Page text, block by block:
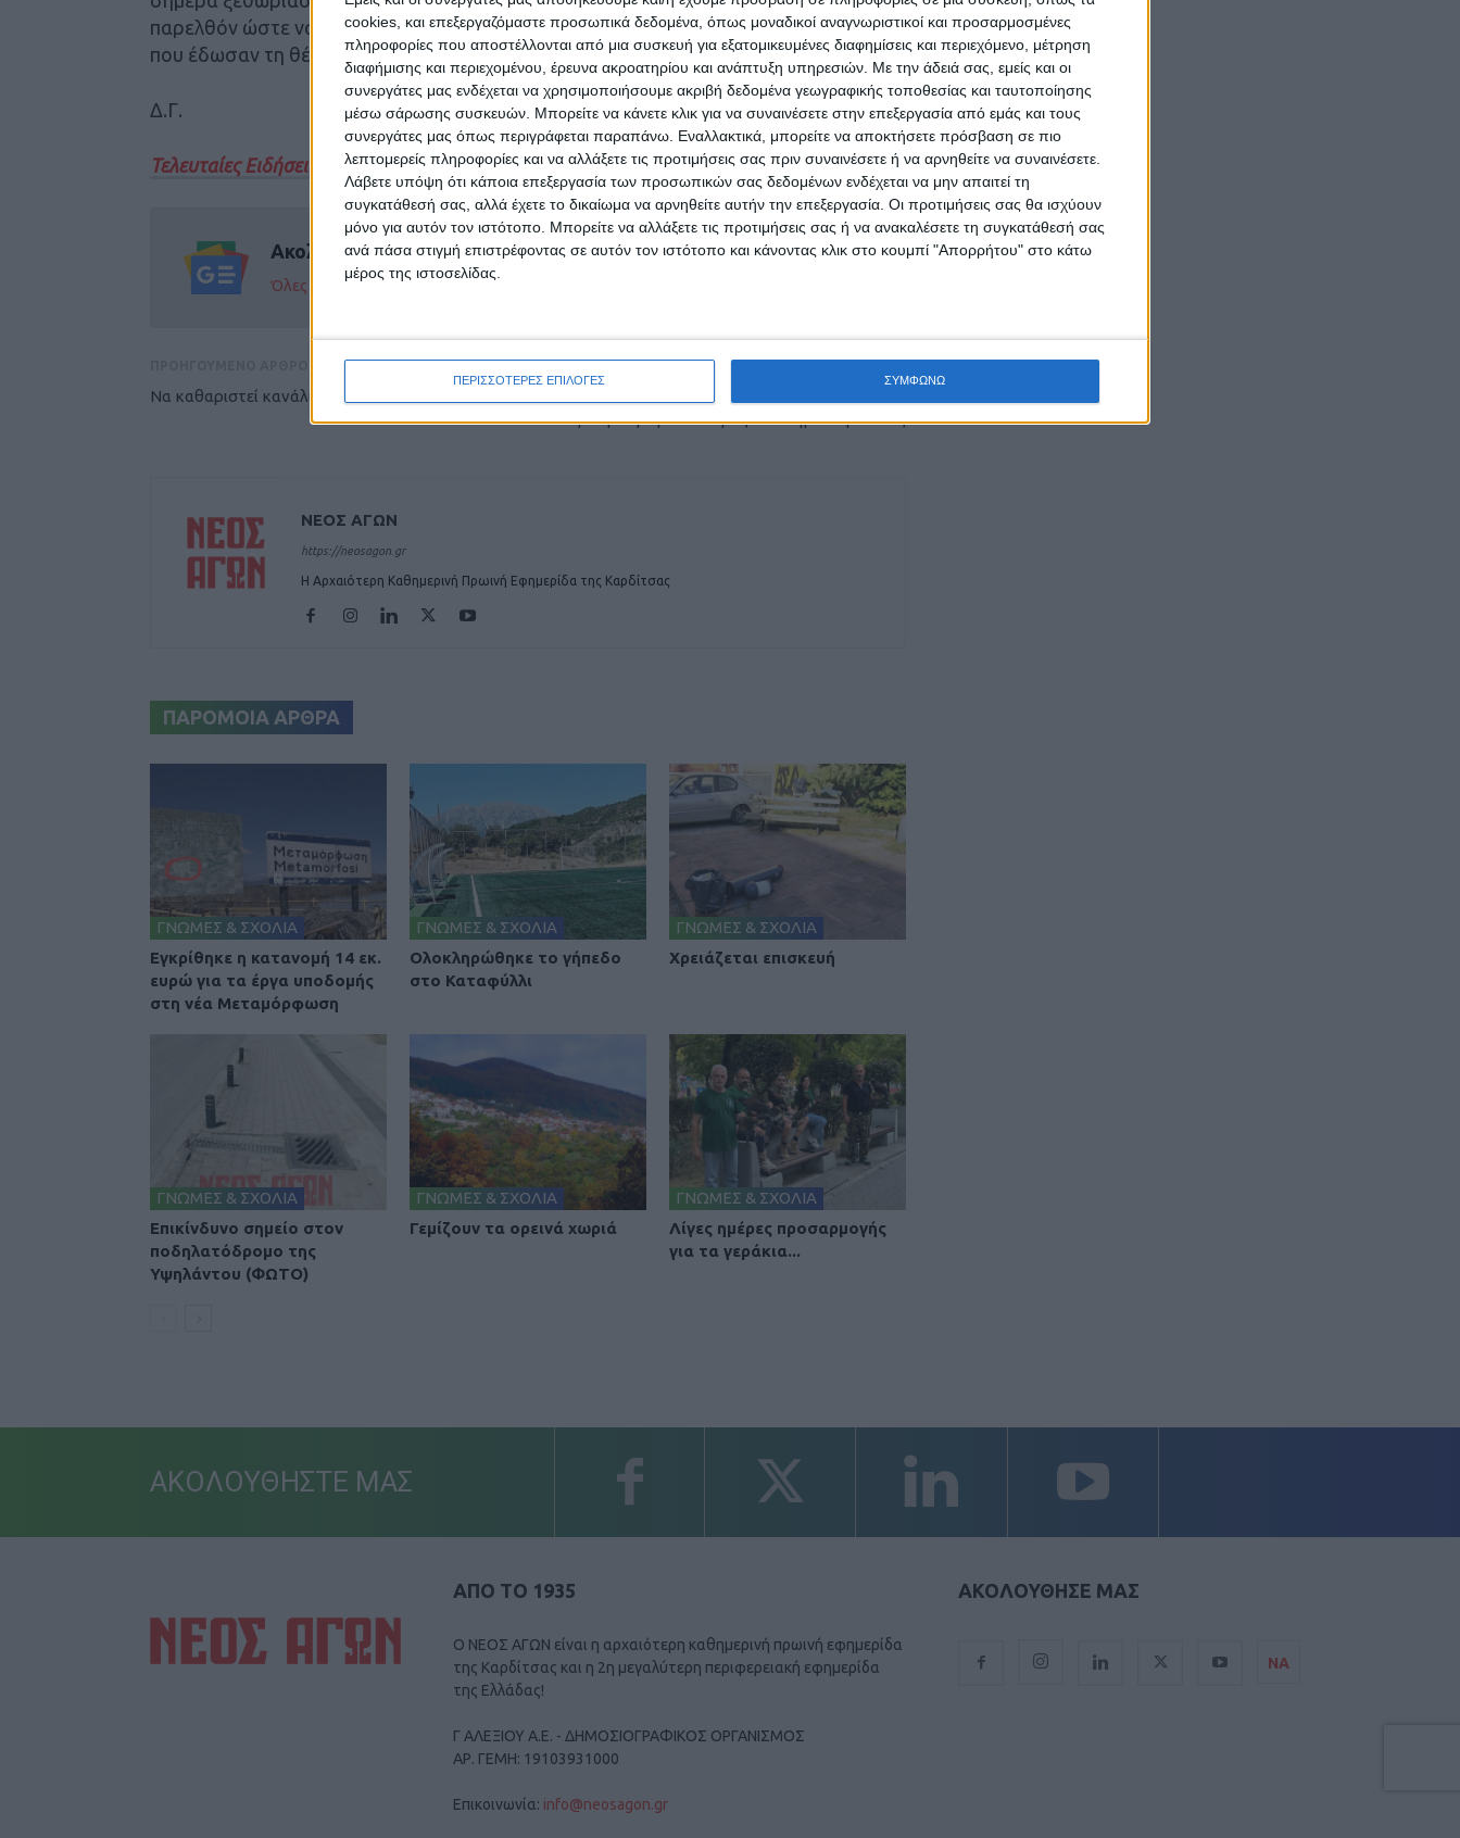
cookies, και επεξεργαζόμαστε προσωπικά δεδομένα, όπως μοναδικοί αναγνωριστικοί και προσαρμοσμένες
πληροφορίες που αποστέλλονται από μια συσκευή για εξατομικευμένες διαφημίσεις και περιεχόμενο, μέτρηση
διαφήμισης και περιεχομένου, έρευνα ακροατηρίου και ανάπτυξη υπηρεσιών. Με την άδειά σας, εμείς και οι
συνεργάτες μας ενδέχεται να χρησιμοποιήσουμε ακριβή δεδομένα γεωγραφικής τοποθεσίας και ταυτοποίησης
μέσω σάρωσης συσκευών. Μπορείτε να κάνετε κλικ για να συναινέσετε στην επεξεργασία από εμάς και τους
συνεργάτες μας όπως περιγράφεται παραπάνω. Εναλλακτικά, μπορείτε να αποκτήσετε πρόσβαση σε πιο
λεπτομερείς πληροφορίες και να αλλάξετε τις προτιμήσεις σας πριν συναινέσετε ή να αρνηθείτε να συναινέσετε.
Λάβετε υπόψη ότι κάποια επεξεργασία των προσωπικών σας δεδομένων ενδέχεται να μην απαιτεί τη
συγκατάθεσή σας, αλλά έχετε το δικαίωμα να αρνηθείτε αυτήν την επεξεργασία. Οι προτιμήσεις σας θα ισχύουν
μόνο για αυτόν τον ιστότοπο. Μπορείτε να αλλάξετε τις προτιμήσεις σας ή να ανακαλέσετε τη συγκατάθεσή σας
ανά πάσα στιγμή επιστρέφοντας σε αυτόν τον ιστότοπο και κάνοντας κλικ στο κουμπί "Απορρήτου" στο κάτω
μέρος της ιστοσελίδας.
ΠΕΡΙΣΣΟΤΕΡΕΣ ΕΠΙΛΟΓΕΣ ΣΥΜΦΩΝΩ
παρελθόν ώστε να μαθαίνουμε εμείς οι νεότεροι τα παλιότερα στέκια, τα μαγαζιά
που έδωσαν τη θέση τους έπειτα σε άλλες σήμερα επωνυμίες.
Δ.Γ.
Τελευταίες Ειδήσεις Σήμερα
Ακολούθησε την εφημερίδα ΝΕΟΣ ΑΓΩΝ στο Google News!
Όλες οι εξελίξεις στην περιοχή της Καρδίτσας και ευρύτερα της Θεσσαλίας
Να καθαριστεί κανάλι στο Αγναντερό
ρύθμιση οφειλών προς τον Δήμο Καρδίτσας
ΝΕΟΣ ΑΓΩΝ
https://neosagon.gr
Η Αρχαιότερη Καθημερινή Πρωινή Εφημερίδα της Καρδίτσας
ΠΑΡΟΜΟΙΑ ΑΡΘΡΑ
ΓΝΩΜΕΣ & ΣΧΟΛΙΑ
Εγκρίθηκε η κατανομή 14 εκ.
ευρώ για τα έργα υποδομής
στη νέα Μεταμόρφωση
ΓΝΩΜΕΣ & ΣΧΟΛΙΑ
Ολοκληρώθηκε το γήπεδο
στο Καταφύλλι
ΓΝΩΜΕΣ & ΣΧΟΛΙΑ
Χρειάζεται επισκευή
ΓΝΩΜΕΣ & ΣΧΟΛΙΑ
Επικίνδυνο σημείο στον
ποδηλατόδρομο της
Υψηλάντου (ΦΩΤΟ)
ΓΝΩΜΕΣ & ΣΧΟΛΙΑ
Γεμίζουν τα ορεινά χωριά
ΓΝΩΜΕΣ & ΣΧΟΛΙΑ
Λίγες ημέρες προσαρμογής
για τα γεράκια...
ΑΚΟΛΟΥΘΗΣΤΕ ΜΑΣ
ΑΠΟ ΤΟ 1935
Ο ΝΕΟΣ ΑΓΩΝ είναι η αρχαιότερη καθημερινή πρωινή εφημερίδα
της Καρδίτσας και η 2η μεγαλύτερη περιφερειακή εφημερίδα
της Ελλάδας!
Γ ΑΛΕΞΙΟΥ Α.Ε. - ΔΗΜΟΣΙΟΓΡΑΦΙΚΟΣ ΟΡΓΑΝΙΣΜΟΣ
ΑΡ. ΓΕΜΗ: 19103931000
Επικοινωνία: info@neosagon.gr
ΑΚΟΛΟΥΘΗΣΕ ΜΑΣ
ΝΑ